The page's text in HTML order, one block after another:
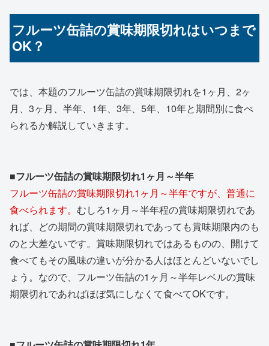
フルーツ缶詰の賞味期限切れはいつまで
OK？
では、本題のフルーツ缶詰の賞味期限切れを1ヶ月、2ヶ
月、3ヶ月、半年、1年、3年、5年、10年と期間別に食べ
られるか解説していきます。
■フルーツ缶詰の賞味期限切れ1ヶ月～半年
フルーツ缶詰の賞味期限切れ1ヶ月～半年ですが、普通に
食べられます。 むしろ1ヶ月～半年程の賞味期限切れであ
れば、どの期間の賞味期限切れであっても賞味期限内のも
のと大差ないです。賞味期限切れではあるものの、開けて
食べてもその風味の違いが分かる人はほとんどいないでし
ょう。なので、フルーツ缶詰の1ヶ月～半年レベルの賞味
期限切れであればほぼ気にしなくて食べてOKです。